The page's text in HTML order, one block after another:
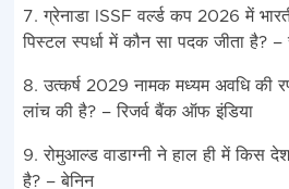
7. ग्रेनाडा ISSF वर्ल्ड कप 2026 में
पिस्टल स्पर्धा में कौन सा पदक जीता है? –
8. उत्कर्ष 2029 नामक मध्यम अवधि की
लांच की है? – रिजर्व बैंक ऑफ इंडिया
9. रोमुआल्ड वाडाग्नी ने हाल ही में किस देश
है? – बेनिन